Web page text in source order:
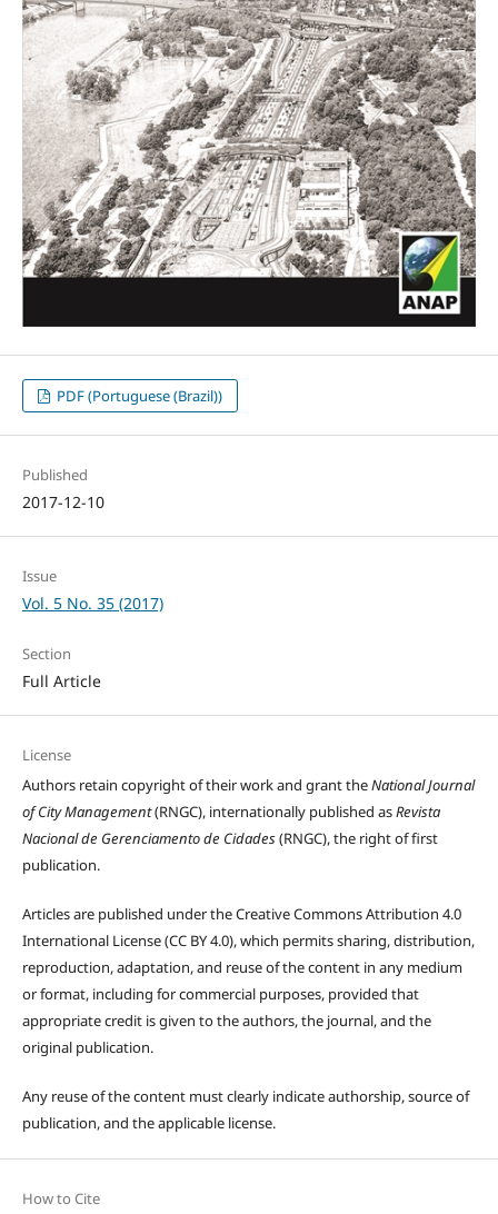
PDF (Portuguese (Brazil))
Published
2017-12-10
Issue
Vol. 5 No. 35 (2017)
Section
Full Article
License
Authors retain copyright of their work and grant theNational Journal
of City Management(RNGC), internationally published asRevista
Nacional de Gerenciamento de Cidades(RNGC), the right of first
publication.
Articles are published under the Creative Commons Attribution 4.0
International License (CC BY 4.0), which permits sharing, distribution,
reproduction, adaptation, and reuse of the content in any medium
or format, including for commercial purposes, provided that
appropriate credit is given to the authors, the journal, and the
original publication.
Any reuse of the content must clearly indicate authorship, source of
publication, and the applicable license.
How to Cite